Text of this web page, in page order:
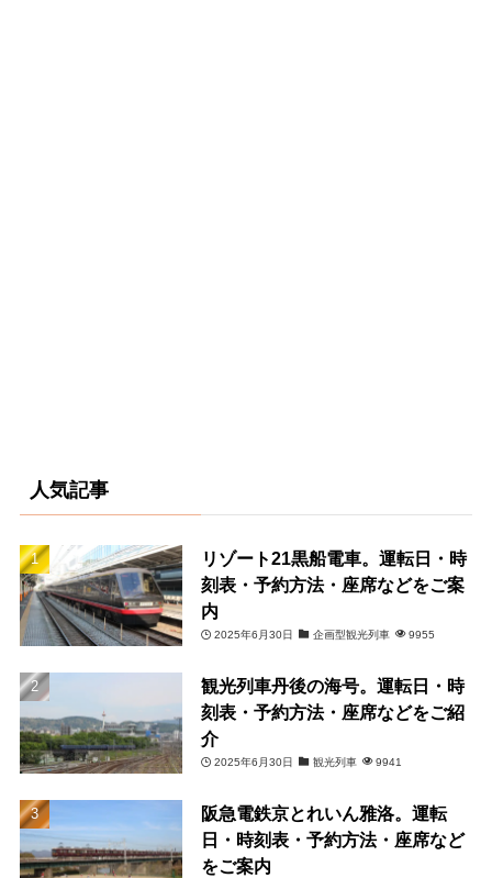
人気記事
リゾート21黒船電車。運転日・時
刻表・予約方法・座席などをご案
内
2025年6月30日 企画型観光列車 9955
観光列車丹後の海号。運転日・時
刻表・予約方法・座席などをご紹
介
2025年6月30日 観光列車 9941
阪急電鉄京とれいん雅洛。運転
日・時刻表・予約方法・座席など
をご案内